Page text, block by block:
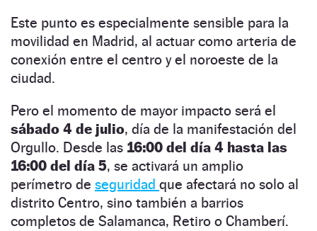
Este punto es especialmente sensible para la
movilidad en Madrid, al actuar como arteria de
conexión entre el centro y el noroeste de la
ciudad.
Pero el momento de mayor impacto será el
sábado 4 de julio, día de la manifestación del
Orgullo. Desde las 16:00 del día 4 hasta las
16:00 del día 5, se activará un amplio
perímetro de seguridad que afectará no solo al
distrito Centro, sino también a barrios
completos de Salamanca, Retiro o Chamberí.